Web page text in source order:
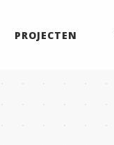
PROJECTEN